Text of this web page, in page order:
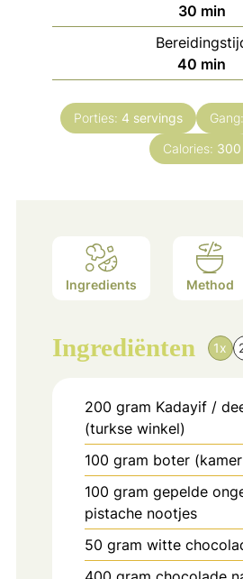
30minuten
min
40 minuten
min
Porties: 4 servings Gang:
Calories: 300
Ingredients Method
Ingrediënten 1x
200 gram Kadayif /
(turkse winkel)
100 gram boter
100 gram gepelde
pistache nootjes
50 gram witte